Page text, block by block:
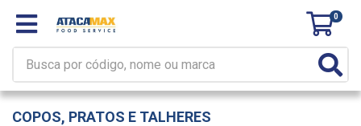
0
COPOS, PRATOS E TALHERES